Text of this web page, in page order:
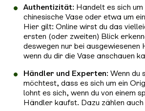
Authentizität: Handelt es sich
chinesische Vase oder etwa um
Hier gilt: Online wirst du das
ersten (oder zweiten) Blick
deswegen nur bei ausgewiesenen
wenn du dir die Vase anschauen
Händler und Experten: Wenn du
möchtest, dass es sich um ein
lohnt es sich, wenn du von einem
Händler kaufst. Dazu zählen auch